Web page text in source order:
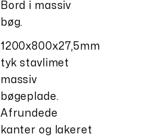
Bord i massiv
bøg.
1200x800x27,5mm
tyk stavlimet
massiv
bøgeplade.
Afrundede
kanter og lakeret